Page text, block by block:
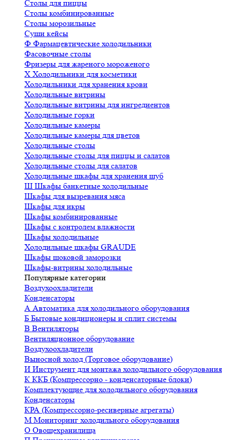
Столы для пиццы
Столы комбинированные
Столы морозильные
Суши кейсы
Ф Фармацевтические холодильники
Фасовочные столы
Фризеры для жареного мороженого
Х Холодильники для косметики
Холодильники для хранения крови
Холодильные витрины
Холодильные витрины для ингредиентов
Холодильные горки
Холодильные камеры
Холодильные камеры для цветов
Холодильные столы
Холодильные столы для пиццы и салатов
Холодильные столы для салатов
Холодильные шкафы для хранения шуб
Ш Шкафы банкетные холодильные
Шкафы для вызревания мяса
Шкафы для икры
Шкафы комбинированные
Шкафы с контролем влажности
Шкафы холодильные
Холодильные шкафы GRAUDE
Шкафы шоковой заморозки
Шкафы-витрины холодильные
Популярные категории
Воздухоохладители
Конденсаторы
А Автоматика для холодильного оборудования
Б Бытовые кондиционеры и сплит системы
В Вентиляторы
Вентиляционное оборудование
Воздухоохладители
Выносной холод (Торговое оборудование)
И Инструмент для монтажа холодильного оборудования
К ККБ (Компрессорно - конденсаторные блоки)
Комплектующие для холодильного оборудования
Конденсаторы
КРА (Компрессорно-ресиверные агрегаты)
М Мониторинг холодильного оборудования
О Овощехранилища